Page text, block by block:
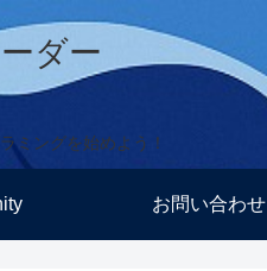
ダー
ミングを始めよう！
お問い合わせ